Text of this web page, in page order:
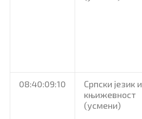
08:40:09:10
Српски језик и
књижевност
(усмени)